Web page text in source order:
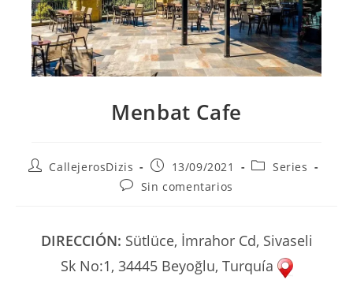
Menbat Cafe
AutorCallejerosDizis
Publicación
la
13/09/2021
Categoría
Series
Comentarios
Sin comentarios
DIRECCIÓN: Sütlüce, İmrahor Cd, Sivaseli
Sk No:1, 34445 Beyoğlu, Turquía